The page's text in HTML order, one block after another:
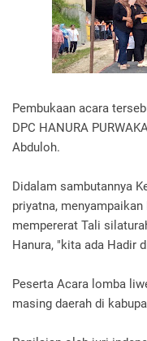
Pembukaan acara
DPC HANURA
Abduloh.
Didalam sambutannya
priyatna,
mempererat Tali
Hanura, "kita ada Hadir
Peserta Acara lomba
masing daerah di